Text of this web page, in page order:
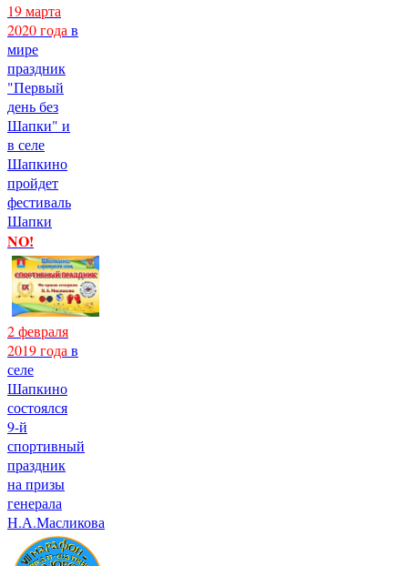
19 марта
2020 годав
мире
праздник
"Первый
день без
Шапки" и
в селе
Шапкино
пройдет
фестиваль
Шапки
NO!
2 февраля
2019 годав
селе
Шапкино
состоялся
9-й
спортивный
праздник
на призы
генерала
Н.А.Масликова